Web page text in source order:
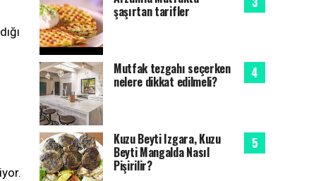
şaşırtan tarifler
Mutfak tezgahı seçerken
nelere dikkat edilmeli?
Kuzu Beyti Izgara, Kuzu
Beyti Mangalda Nasıl
Pişirilir?